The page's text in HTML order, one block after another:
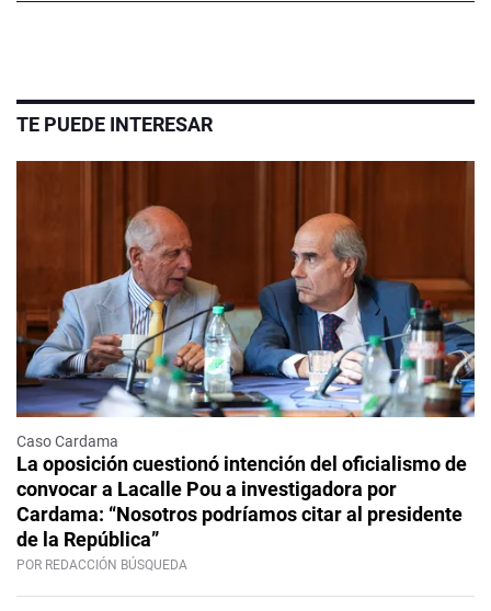
TE PUEDE INTERESAR
Caso Cardama
La oposición cuestionó intención del oficialismo de
convocar a Lacalle Pou a investigadora por
Cardama: “Nosotros podríamos citar al presidente
de la República”
POR REDACCIÓN BÚSQUEDA